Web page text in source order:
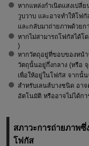
หากแหล่งกำเนิดแสงเป
วูบวาบ และอาจทำให้โฟ
และกลับมาถ่ายภาพด้วย
หากไม่สามารถโฟกัสได้โ
)
หากวัตถุอยู่ที่ขอบของหน้
วัตถุนั้นอยู่กึ่งกลาง (หรือ
เพื่อให้อยู่ในโฟกัส จากนั้
สำหรับเลนส์บางชนิด อา
อัตโนมัติ หรืออาจไม่ได้ก
สภาวะการถ่ายภาพซึ่
โฟกัส